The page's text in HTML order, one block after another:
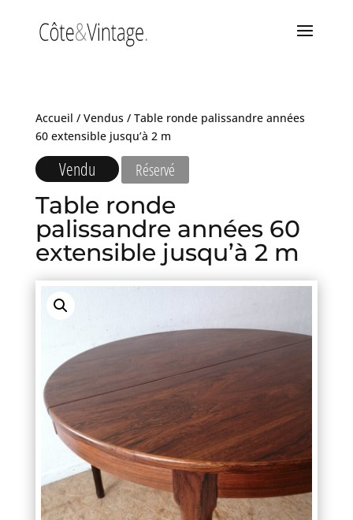
Accueil / Vendus/ Table ronde palissandre années
60 extensible jusqu’à 2 m
Vendu Réservé
Table ronde
palissandre années 60
extensible jusqu’à 2 m